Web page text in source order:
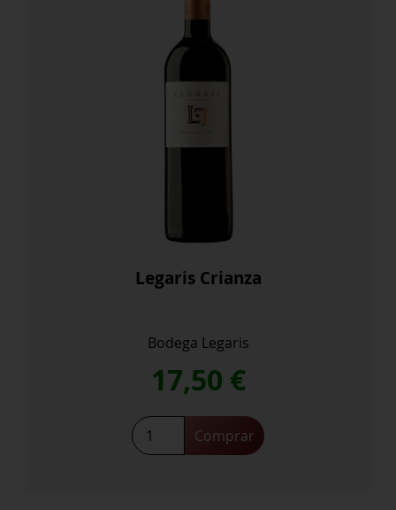
Legaris Crianza
Bodega Legaris
17,50 €
Legaris
Crianza
Comprar